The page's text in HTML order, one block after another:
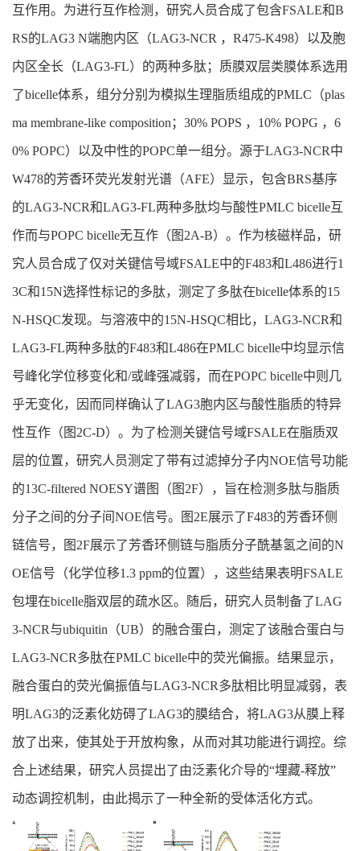
互作用。为进行互作检测，研究人员合成了包含FSALE和B
RS的LAG3 N端胞内区（LAG3-NCR ，R475-K498）以及胞
内区全长（LAG3-FL）的两种多肽；质膜双层类膜体系选用
了bicelle体系，组分分别为模拟生理脂质组成的PMLC（plas
ma membrane-like composition；30% POPS ，10% POPG ，6
0% POPC）以及中性的POPC单一组分。源于LAG3-NCR中
W478的芳香环荧光发射光谱（AFE）显示，包含BRS基序
的LAG3-NCR和LAG3-FL两种多肽均与酸性PMLC bicelle互
作而与POPC bicelle无互作（图2A-B）。作为核磁样品，研
究人员合成了仅对关键信号域FSALE中的F483和L486进行1
3C和15N选择性标记的多肽，测定了多肽在bicelle体系的15
N-HSQC发现。与溶液中的15N-HSQC相比，LAG3-NCR和
LAG3-FL两种多肽的F483和L486在PMLC bicelle中均显示信
号峰化学位移变化和/或峰强减弱，而在POPC bicelle中则几
乎无变化，因而同样确认了LAG3胞内区与酸性脂质的特异
性互作（图2C-D）。为了检测关键信号域FSALE在脂质双
层的位置，研究人员测定了带有过滤掉分子内NOE信号功能
的13C-filtered NOESY谱图（图2F），旨在检测多肽与脂质
分子之间的分子间NOE信号。图2E展示了F483的芳香环侧
链信号，图2F展示了芳香环侧链与脂质分子酰基氢之间的N
OE信号（化学位移1.3 ppm的位置），这些结果表明FSALE
包埋在bicelle脂双层的疏水区。随后，研究人员制备了LAG
3-NCR与ubiquitin（UB）的融合蛋白，测定了该融合蛋白与
LAG3-NCR多肽在PMLC bicelle中的荧光偏振。结果显示，
融合蛋白的荧光偏振值与LAG3-NCR多肽相比明显减弱，表
明LAG3的泛素化妨碍了LAG3的膜结合，将LAG3从膜上释
放了出来，使其处于开放构象，从而对其功能进行调控。综
合上述结果，研究人员提出了由泛素化介导的“埋藏-释放”
动态调控机制，由此揭示了一种全新的受体活化方式。